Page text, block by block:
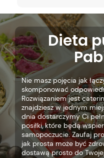
Dieta
Nie masz pojęcia jak
skomponować
Rozwiązaniem jest
znajdziesz w jednym
dnia dostarczymy Ci
posiłki, które będą
samopoczucie. Zaufaj
jak prosta może być
dostawą prosto do